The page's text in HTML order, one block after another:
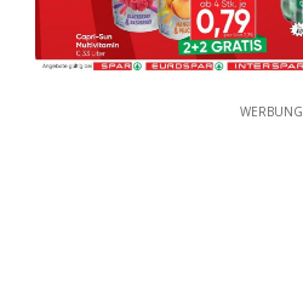
WERBUNG